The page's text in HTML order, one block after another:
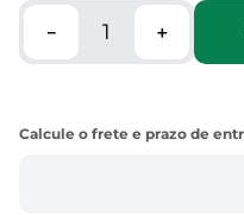
＋
－